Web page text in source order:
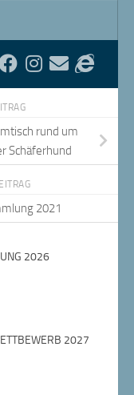
rund um
Schäferhund
2021
2026
2027